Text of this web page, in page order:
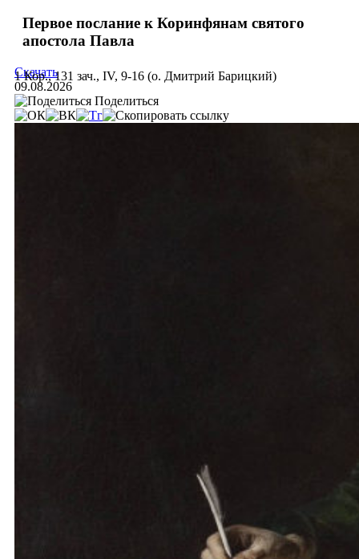
Первое послание к Коринфянам святого
апостола Павла
1 Кор., 131 зач., IV, 9-16 (о. Дмитрий Барицкий)
Скачать
09.08.2026
Поделиться